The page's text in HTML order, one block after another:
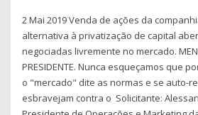
2 Mai 2019 Venda de ações da
alternativa à privatização de capital
negociadas livremente no mercado.
PRESIDENTE. Nunca esqueçamos que
o "mercado" dite as normas e se auto-
esbravejam contra o Solicitante: